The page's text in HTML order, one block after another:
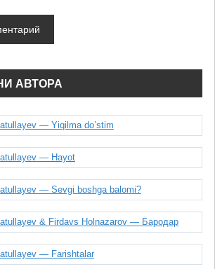
АВТОРА
— Yiqilma do’stim
— Hayot
— Sevgi boshga balomi?
& Firdavs Holnazarov — Бародар
— Farishtalar